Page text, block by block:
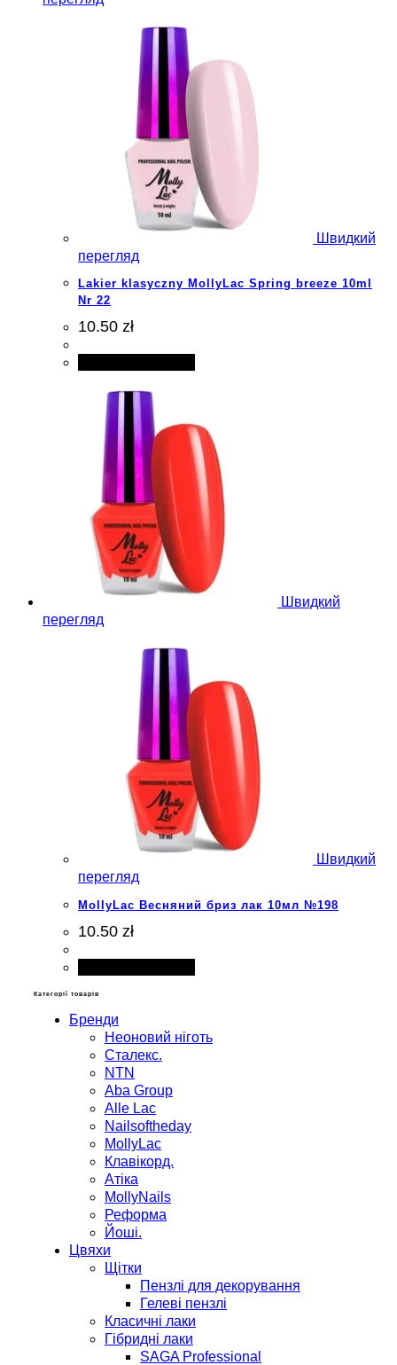
Швидкий
перегляд
Lakier klasyczny MollyLac Spring breeze 10ml
Nr 22
10.50 zł
Швидкий
перегляд
Швидкий
перегляд
MollyLac Весняний бриз лак 10мл №198
10.50 zł
Категорії товарів
Бренди
Неоновий ніготь
Сталекс.
NTN
Aba Group
Alle Lac
Nailsoftheday
MollyLac
Клавікорд.
Атіка
MollyNails
Реформа
Йоші.
Цвяхи
Щітки
Пензлі для декорування
Гелеві пензлі
Класичні лаки
Гібридні лаки
SAGA Professional